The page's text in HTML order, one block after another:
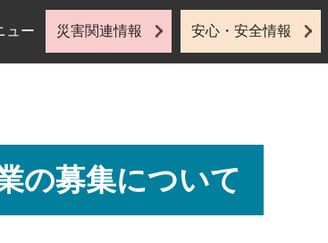
ュー 災害関連情報 安心・安全情報
の募集について